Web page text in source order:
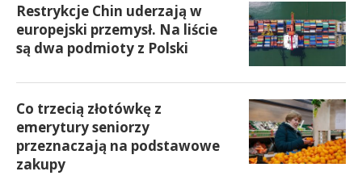
Restrykcje Chin uderzają w
europejski przemysł. Na liście
są dwa podmioty z Polski
Co trzecią złotówkę z
emerytury seniorzy
przeznaczają na podstawowe
zakupy